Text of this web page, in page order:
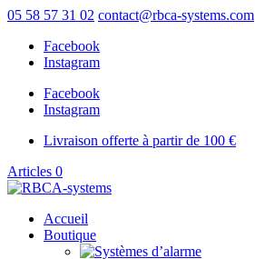
05 58 57 31 02 contact@rbca-systems.com
Facebook
Instagram
Facebook
Instagram
Livraison offerte à partir de 100 €
Articles 0
Accueil
Boutique